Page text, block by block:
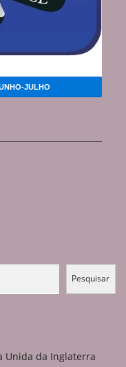
JULHO
Pesquisar
Unida da Inglaterra